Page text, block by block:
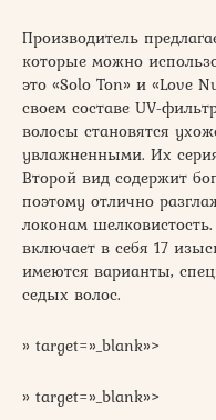
Производитель
которые можно
это «Solo Ton» и «Love
своем составе UV-
волосы становятся
увлажненными. Их
Второй вид содержит
поэтому отлично
локонам
включает в себя 17
имеются варианты,
седых волос.
» target=»_blank»>
» target=»_blank»>